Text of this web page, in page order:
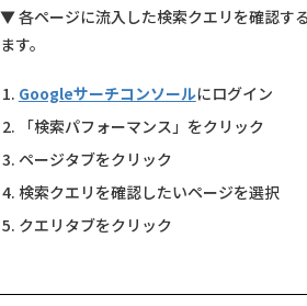
▼ 各ページに流入した検索クエリを確認す
ます。
Googleサーチコンソールにログイン
「検索パフォーマンス」をクリック
ページタブをクリック
検索クエリを確認したいページを選択
クエリタブをクリック